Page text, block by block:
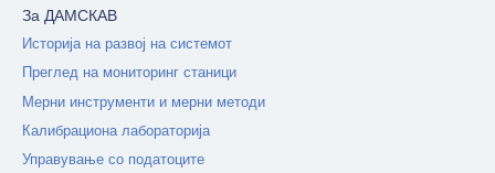
За ДАМСКАВ
Историја на развој на системот
Преглед на мониторинг станици
Мерни инструменти и мерни методи
Калибрациона лабораторија
Управување со податоците